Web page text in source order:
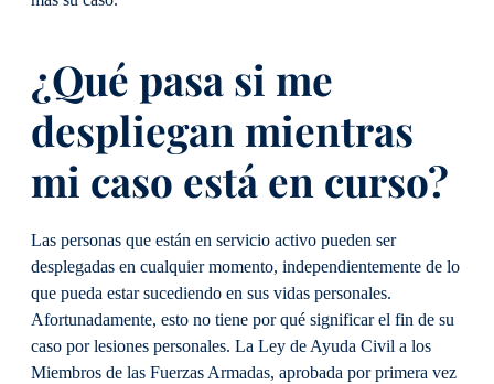
¿Qué pasa si me
despliegan mientras
mi caso está en curso?
Las personas que están en servicio activo pueden ser
desplegadas en cualquier momento, independientemente de lo
que pueda estar sucediendo en sus vidas personales.
Afortunadamente, esto no tiene por qué significar el fin de su
caso por lesiones personales. La Ley de Ayuda Civil a los
Miembros de las Fuerzas Armadas, aprobada por primera vez